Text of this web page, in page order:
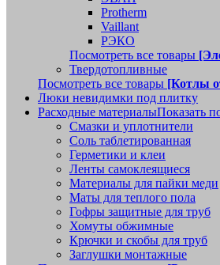
Protherm
Vaillant
РЭКО
Посмотреть все товары
Твердотопливные
Посмотреть все товары [Котлы
Люки невидимки под плитку
Расходные материалыПоказать
Смазки и уплотнители
Соль таблетированная
Герметики и клеи
Ленты самоклеящиеся
Материалы для пайки меди
Маты для теплого пола
Гофры защитные для труб
Хомуты обжимные
Крючки и скобы для труб
Заглушки монтажные